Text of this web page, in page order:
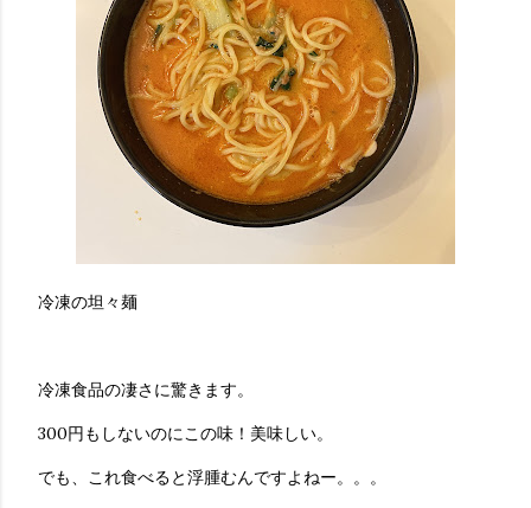
冷凍の坦々麺
冷凍食品の凄さに驚きます。
300円もしないのにこの味！美味しい。
でも、これ食べると浮腫むんですよねー。。。